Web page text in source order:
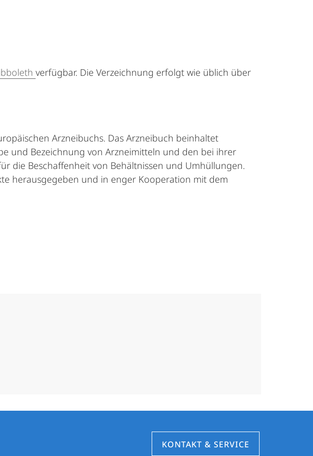
verfügbar. Die Verzeichnung erfolgt wie üblich über
Arzneibuchs. Das Arzneibuch beinhaltet
und Bezeichnung von Arzneimitteln und den bei ihrer
die Beschaffenheit von Behältnissen und Umhüllungen.
herausgegeben und in enger Kooperation mit dem
KONTAKT & SERVICE